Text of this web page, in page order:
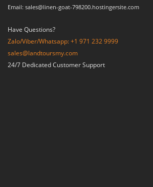
Email: sales@linen-goat-798200.hostingersite.com
Have Questions?
Zalo/Viber/Whatsapp: +1 971 232 9999
sales@landtoursmy.com
24/7 Dedicated Customer Support